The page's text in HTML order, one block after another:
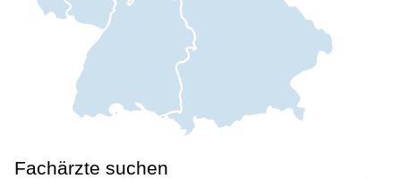
Fachärzte suchen